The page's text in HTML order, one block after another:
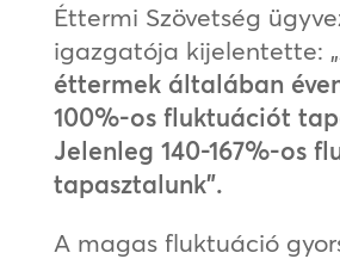
Éttermi Szövetség
igazgatója kijelentette:
éttermek általában
100%-os fluktuációt
Jelenleg 140-167%-os
tapasztalunk”.
A magas fluktuáció